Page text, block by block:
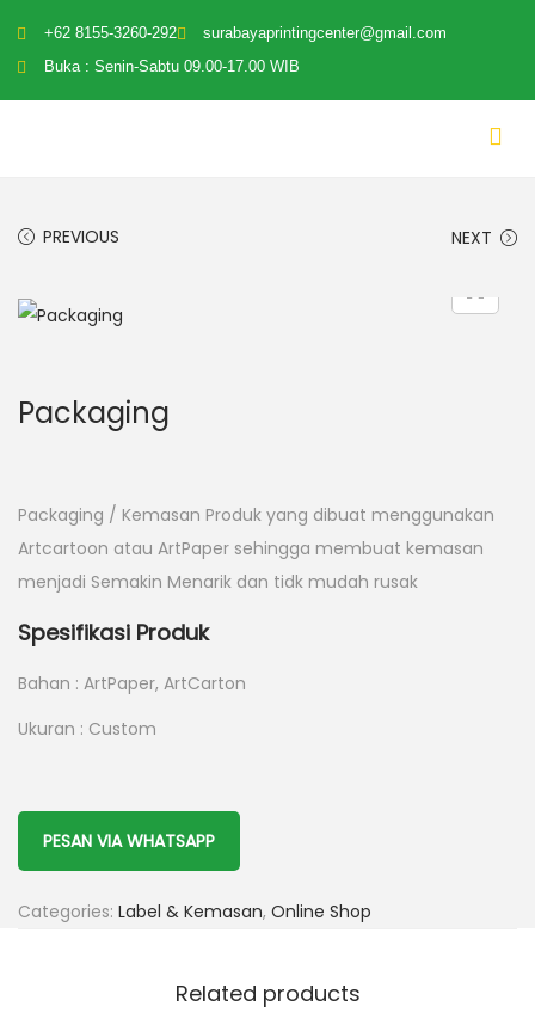
+62 8155-3260-292
surabayaprintingcenter@gmail.com
Buka : Senin-Sabtu 09.00-17.00 WIB
PREVIOUS NEXT
Packaging
Packaging / Kemasan Produk yang dibuat menggunakan
Artcartoon atau ArtPaper sehingga membuat kemasan
menjadi Semakin Menarik dan tidk mudah rusak
Spesifikasi Produk
Bahan : ArtPaper, ArtCarton
Ukuran : Custom
PESAN VIA WHATSAPP
Categories: Label & Kemasan, Online Shop
Related products